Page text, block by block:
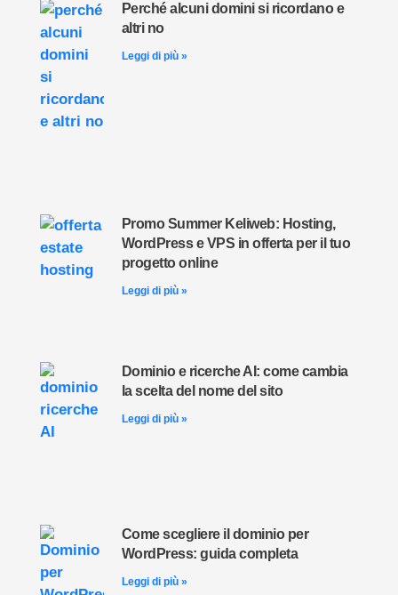
Perché alcuni domini si ricordano e
altri no
Leggi di più »
Promo Summer Keliweb: Hosting,
WordPress e VPS in offerta per il tuo
progetto online
Leggi di più »
Dominio e ricerche AI: come cambia
la scelta del nome del sito
Leggi di più »
Come scegliere il dominio per
WordPress: guida completa
Leggi di più »